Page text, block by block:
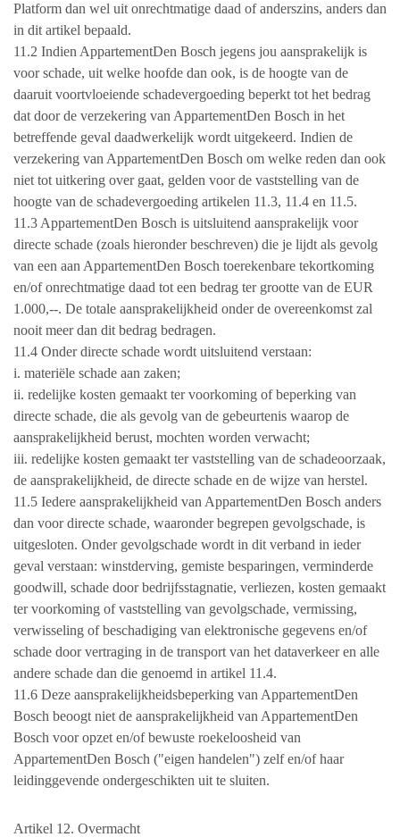
Platform dan wel uit onrechtmatige daad of anderszins, anders dan
in dit artikel bepaald.
11.2 Indien AppartementDen Bosch jegens jou aansprakelijk is
voor schade, uit welke hoofde dan ook, is de hoogte van de
daaruit voortvloeiende schadevergoeding beperkt tot het bedrag
dat door de verzekering van AppartementDen Bosch in het
betreffende geval daadwerkelijk wordt uitgekeerd. Indien de
verzekering van AppartementDen Bosch om welke reden dan ook
niet tot uitkering over gaat, gelden voor de vaststelling van de
hoogte van de schadevergoeding artikelen 11.3, 11.4 en 11.5.
11.3 AppartementDen Bosch is uitsluitend aansprakelijk voor
directe schade (zoals hieronder beschreven) die je lijdt als gevolg
van een aan AppartementDen Bosch toerekenbare tekortkoming
en/of onrechtmatige daad tot een bedrag ter grootte van de EUR
1.000,--. De totale aansprakelijkheid onder de overeenkomst zal
nooit meer dan dit bedrag bedragen.
11.4 Onder directe schade wordt uitsluitend verstaan:
i. materiële schade aan zaken;
ii. redelijke kosten gemaakt ter voorkoming of beperking van
directe schade, die als gevolg van de gebeurtenis waarop de
aansprakelijkheid berust, mochten worden verwacht;
iii. redelijke kosten gemaakt ter vaststelling van de schadeoorzaak,
de aansprakelijkheid, de directe schade en de wijze van herstel.
11.5 Iedere aansprakelijkheid van AppartementDen Bosch anders
dan voor directe schade, waaronder begrepen gevolgschade, is
uitgesloten. Onder gevolgschade wordt in dit verband in ieder
geval verstaan: winstderving, gemiste besparingen, verminderde
goodwill, schade door bedrijfsstagnatie, verliezen, kosten gemaakt
ter voorkoming of vaststelling van gevolgschade, vermissing,
verwisseling of beschadiging van elektronische gegevens en/of
schade door vertraging in de transport van het dataverkeer en alle
andere schade dan die genoemd in artikel 11.4.
11.6 Deze aansprakelijkheidsbeperking van AppartementDen
Bosch beoogt niet de aansprakelijkheid van AppartementDen
Bosch voor opzet en/of bewuste roekeloosheid van
AppartementDen Bosch ("eigen handelen") zelf en/of haar
leidinggevende ondergeschikten uit te sluiten.
Artikel 12. Overmacht